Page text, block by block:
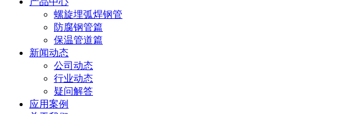
螺旋埋弧焊钢管
防腐钢管篇
保温管道篇
新闻动态
公司动态
行业动态
疑问解答
应用案例